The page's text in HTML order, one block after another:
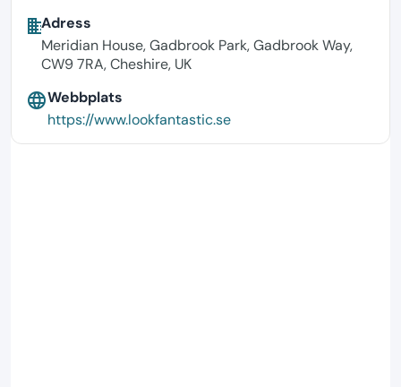
businessAdress
Meridian House, Gadbrook Park, Gadbrook Way,
CW9 7RA, Cheshire, UK
languageWebbplats
https://www.lookfantastic.se